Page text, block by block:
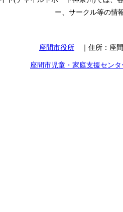
ー、サークル等の情
座間市役所 ｜住所：座間
座間市児童・家庭支援センタ